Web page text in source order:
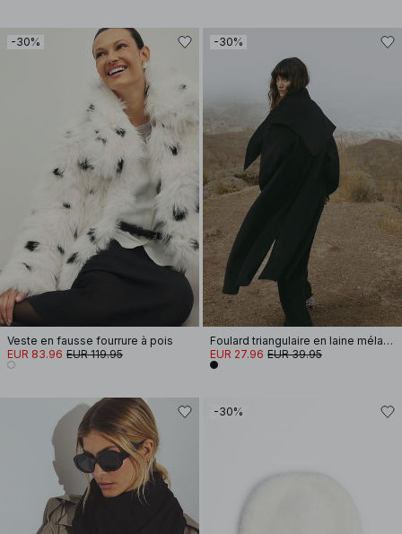
-30%
Veste en fausse fourrure à pois
EUR 83.96 EUR 119.95
-30%
Foulard triangulaire en laine mélangée
EUR 27.96 EUR 39.95
-30%